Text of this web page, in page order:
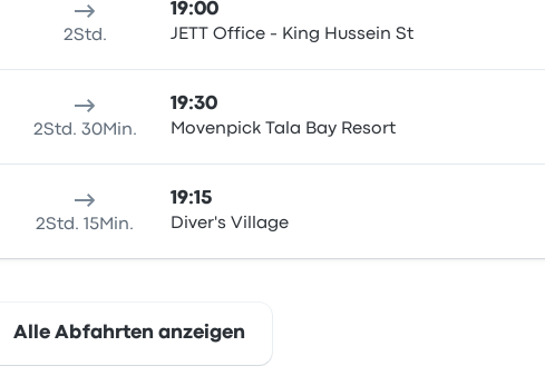
2Std.
19:00
JETT Office - King Hussein St
2Std. 30Min.
19:30
Movenpick Tala Bay Resort
2Std. 15Min.
19:15
Diver's Village
Alle Abfahrten anzeigen